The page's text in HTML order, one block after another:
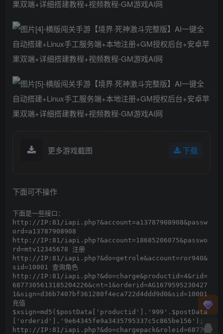
更多游戏截图 下载
下面可不操作
下面是一些接口：
http://IP:81/iapi.php?&account=a13787908908&passw
ord=a13787908908
http://IP:81/iapi.php?&account=18685206075&passwo
rd=mtv12345678 注册
http://IP:81/iapi.php?&do=getrole&account=ror940&
sid=10001 查询角色
http://IP:81/iapi.php?&do=charge&productid=4&rid=
6877305613185204226&cnt=1&orderid=AG1679595230427
1&sign=d36b7407bf361280f4eca722d4ddd9d0&sid=10001
充值
$xsign=md5($postData['productid'].'999'.$postData
['orderid'].'9e64345fe9a3435795337c5c865be156');
http://IP:81/iapi.php?&do=chargepack&roleid=68773